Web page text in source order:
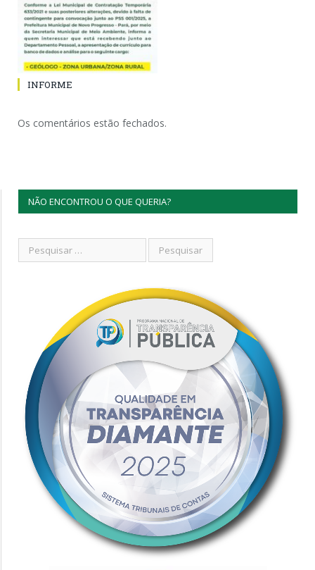
INFORME
Os comentários estão fechados.
NÃO ENCONTROU O QUE QUERIA?